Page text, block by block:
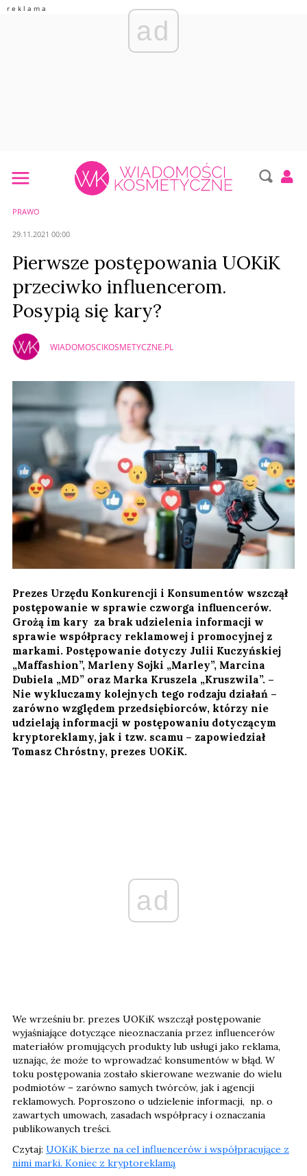
ad
PRAWO
29.11.2021 00:00
Pierwsze postępowania UOKiK
przeciwko influencerom.
Posypią się kary?
WIADOMOSCIKOSMETYCZNE.PL
Prezes Urzędu Konkurencji i Konsumentów wszczął
postępowanie w sprawie czworga influencerów.
Grożą im kary za brak udzielenia informacji w
sprawie współpracy reklamowej i promocyjnej z
markami. Postępowanie dotyczy Julii Kuczyńskiej
„Maffashion”, Marleny Sojki „Marley”, Marcina
Dubiela „MD” oraz Marka Kruszela „Kruszwila”. –
Nie wykluczamy kolejnych tego rodzaju działań –
zarówno względem przedsiębiorców, którzy nie
udzielają informacji w postępowaniu dotyczącym
kryptoreklamy, jak i tzw. scamu – zapowiedział
Tomasz Chróstny, prezes UOKiK.
ad
We wrześniu br. prezes UOKiK wszczął postępowanie
wyjaśniające dotyczące nieoznaczania przez influencerów
materiałów promujących produkty lub usługi jako reklama,
uznając, że może to wprowadzać konsumentów w błąd. W
toku postępowania zostało skierowane wezwanie do wielu
podmiotów – zarówno samych twórców, jak i agencji
reklamowych. Poproszono o udzielenie informacji, np. o
zawartych umowach, zasadach współpracy i oznaczania
publikowanych treści.
Czytaj: UOKiK bierze na cel influencerów i współpracujące z
nimi marki. Koniec z kryptoreklamą